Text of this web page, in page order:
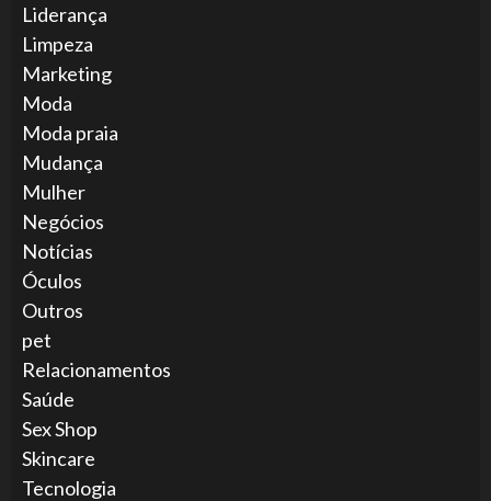
Liderança
Limpeza
Marketing
Moda
Moda praia
Mudança
Mulher
Negócios
Notícias
Óculos
Outros
pet
Relacionamentos
Saúde
Sex Shop
Skincare
Tecnologia